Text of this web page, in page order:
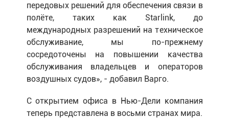
передовых решений для обеспечения связи в
полёте, таких как Starlink, до
международных разрешений на техническое
обслуживание, мы по-прежнему
сосредоточены на повышении качества
обслуживания владельцев и операторов
воздушных судов», - добавил Варго.
С открытием офиса в Нью-Дели компания
теперь представлена ​​в восьми странах мира.